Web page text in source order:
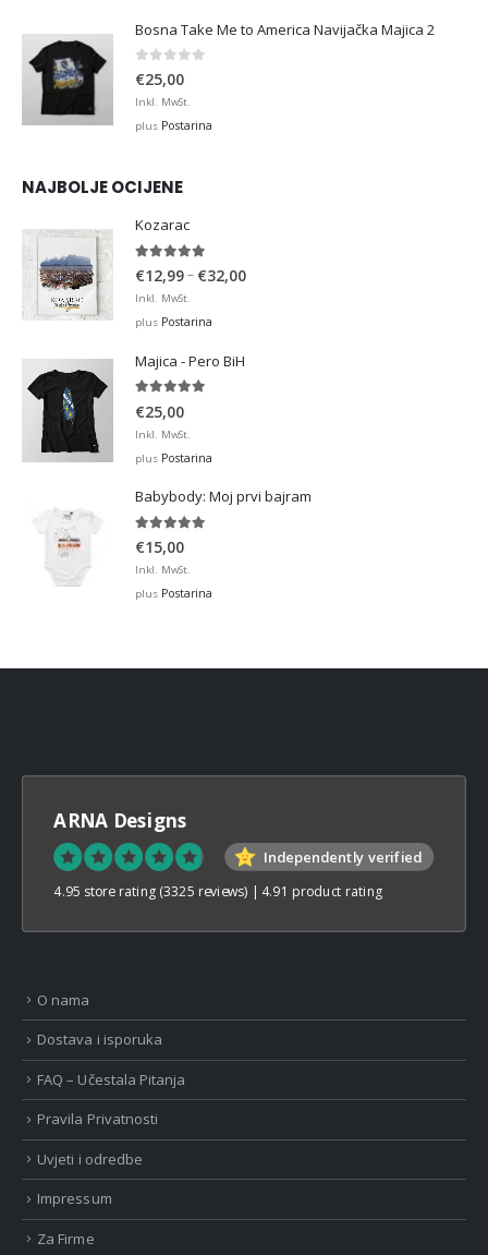
Bosna Take Me to America Navijačka Majica 2
0 out of 5
€25,00
Inkl. MwSt.
plus Postarina
NAJBOLJE OCIJENE
Kozarac
5.00out of 5
€12,99– €32,00Price
Inkl. MwSt.
plus Postarina
Majica - Pero BiH
€25,00
Inkl. MwSt.
plus Postarina
Babybody: Moj prvi bajram
5.00out of 5
€15,00
Inkl. MwSt.
plus Postarina
ARNA Designs
Independently verified
4.95 store rating (3325 reviews) | 4.91 product rating
O nama
Dostava i isporuka
FAQ – Učestala Pitanja
Pravila Privatnosti
Uvjeti i odredbe
Impressum
Za Firme